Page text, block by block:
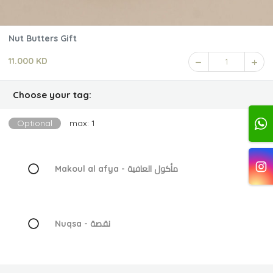
Nut Butters Gift
11.000 KD 1
Choose your tag:
Optional max: 1
Makoul al afya - مأكول العافية
Nuqsa - نقصة